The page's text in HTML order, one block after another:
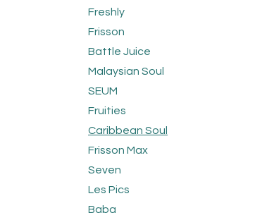
Freshly
Frisson
Battle Juice
Malaysian Soul
SEUM
Fruities
Caribbean Soul
Frisson Max
Seven
Les Pics
Baba